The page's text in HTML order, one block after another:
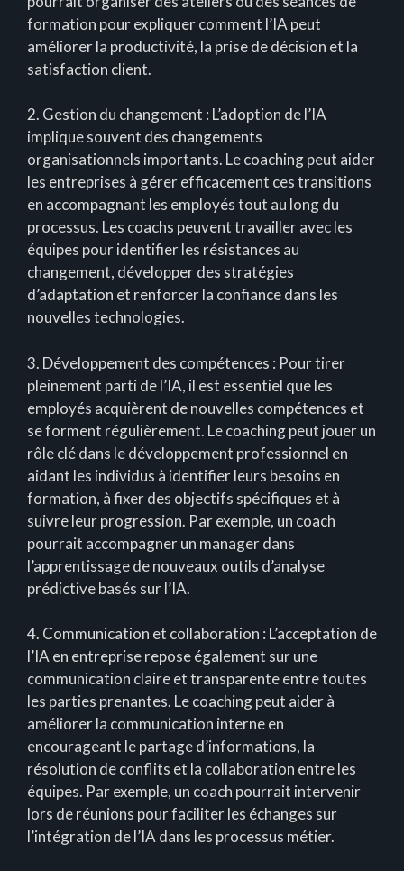
formation pour expliquer comment l’IA peut
améliorer la productivité, la prise de décision et la
satisfaction client.
2. Gestion du changement : L’adoption de l’IA
implique souvent des changements
organisationnels importants. Le coaching peut aider
les entreprises à gérer efficacement ces transitions
en accompagnant les employés tout au long du
processus. Les coachs peuvent travailler avec les
équipes pour identifier les résistances au
changement, développer des stratégies
d’adaptation et renforcer la confiance dans les
nouvelles technologies.
3. Développement des compétences : Pour tirer
pleinement parti de l’IA, il est essentiel que les
employés acquièrent de nouvelles compétences et
se forment régulièrement. Le coaching peut jouer un
rôle clé dans le développement professionnel en
aidant les individus à identifier leurs besoins en
formation, à fixer des objectifs spécifiques et à
suivre leur progression. Par exemple, un coach
pourrait accompagner un manager dans
l’apprentissage de nouveaux outils d’analyse
prédictive basés sur l’IA.
4. Communication et collaboration : L’acceptation de
l’IA en entreprise repose également sur une
communication claire et transparente entre toutes
les parties prenantes. Le coaching peut aider à
améliorer la communication interne en
encourageant le partage d’informations, la
résolution de conflits et la collaboration entre les
équipes. Par exemple, un coach pourrait intervenir
lors de réunions pour faciliter les échanges sur
l’intégration de l’IA dans les processus métier.